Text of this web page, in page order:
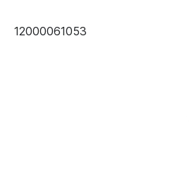
12000061053